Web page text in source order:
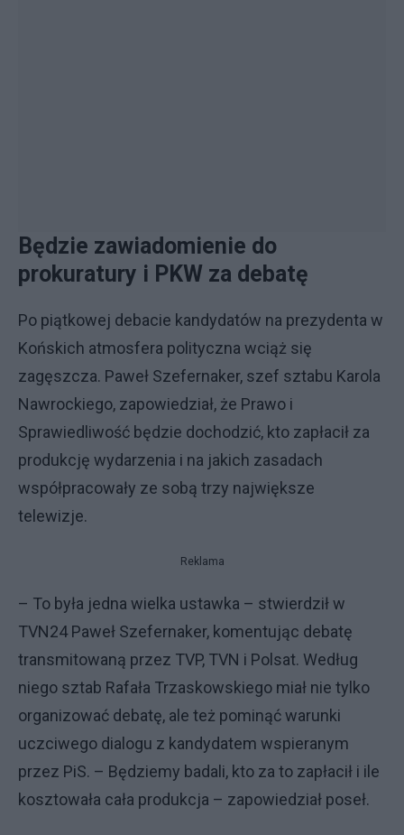
Będzie zawiadomienie do
prokuratury i PKW za debatę
Po piątkowej debacie kandydatów na prezydenta w
Końskich atmosfera polityczna wciąż się
zagęszcza. Paweł Szefernaker, szef sztabu Karola
Nawrockiego, zapowiedział, że Prawo i
Sprawiedliwość będzie dochodzić, kto zapłacił za
produkcję wydarzenia i na jakich zasadach
współpracowały ze sobą trzy największe
telewizje.
Reklama
– To była jedna wielka ustawka – stwierdził w
TVN24 Paweł Szefernaker, komentując debatę
transmitowaną przez TVP, TVN i Polsat. Według
niego sztab Rafała Trzaskowskiego miał nie tylko
organizować debatę, ale też pominąć warunki
uczciwego dialogu z kandydatem wspieranym
przez PiS. – Będziemy badali, kto za to zapłacił i ile
kosztowała cała produkcja – zapowiedział poseł.